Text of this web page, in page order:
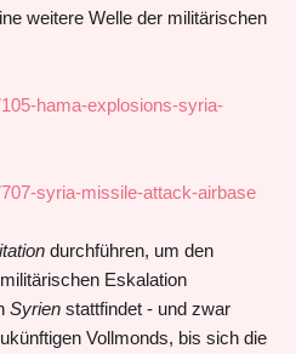
weitere Welle der militärischen
hama-explosions-syria-
syria-missile-attack-airbase
durchführen, um den
Eskalation
Syrien stattfindet - und zwar
Vollmonds, bis sich die